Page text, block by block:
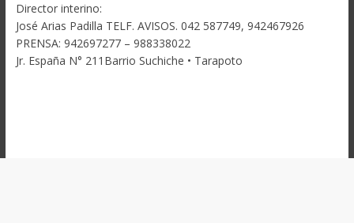
Director interino:
José Arias Padilla TELF. AVISOS. 042 587749, 942467926
PRENSA: 942697277 – 988338022
Jr. España N° 211Barrio Suchiche • Tarapoto